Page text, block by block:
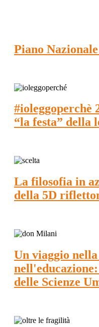
Piano
#ioleggoperchè
“la festa” della
La filosofia in
della 5D
Un viaggio
delle Scienze